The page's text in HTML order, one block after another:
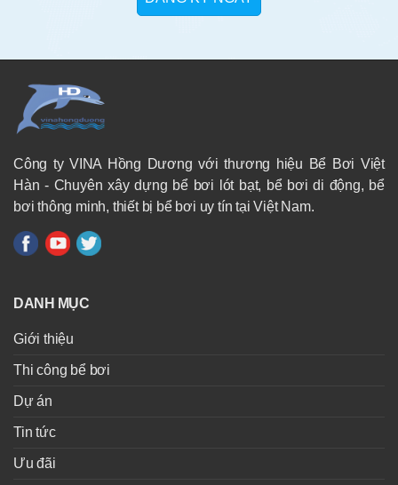
Công ty VINA Hồng Dương với thương hiệu Bể Bơi Việt
Hàn - Chuyên xây dựng bể bơi lót bạt, bể bơi di động, bể
bơi thông minh, thiết bị bể bơi uy tín tại Việt Nam.
DANH MỤC
Giới thiệu
Thi công bể bơi
Dự án
Tin tức
Ưu đãi